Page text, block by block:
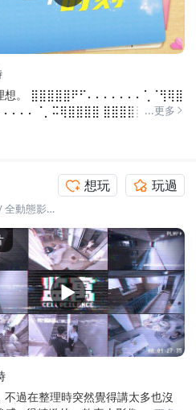
理想。 ⣿⣿⣿⣿⣿⠟⠋⠄⠄⠄⠄⠄⠄⠄⢁⠈⢻⢿⣿
⣿⣿⣿⣿⡟⠄⢀⣾⣿⣿
⣿⣿⣿⣿⣿⣾⣿⣿⣟⣭⣾⣿⣷⣶⣶⣴⣶
⣿⣿⣿⣿⡿⠟⠋⢁⣷⣠⠄⠄⠄⠄⣀
⠄⠄⠄⠄⠄⠄
...更多
全動態影像
想玩 玩過
過在整理時突然覺得講太多也沒